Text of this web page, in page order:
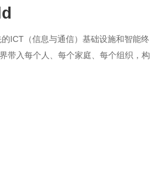
ICT（信息与通信）基础设施和智能终
带入每个人、每个家庭、每个组织，构